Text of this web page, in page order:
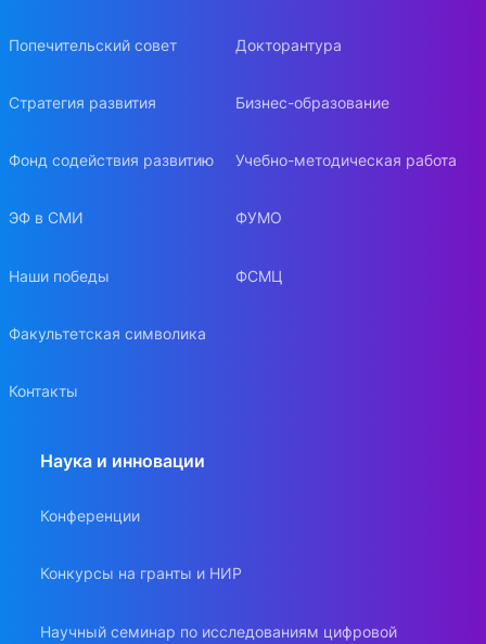
Попечительский совет
Стратегия развития
Фонд содействия развитию
ЭФ в СМИ
Наши победы
Факультетская символика
Контакты
Докторантура
Бизнес-образование
Учебно-методическая работа
ФУМО
ФСМЦ
Наука и инновации
Конференции
Конкурсы на гранты и НИР
Научный семинар по исследованиям цифровой